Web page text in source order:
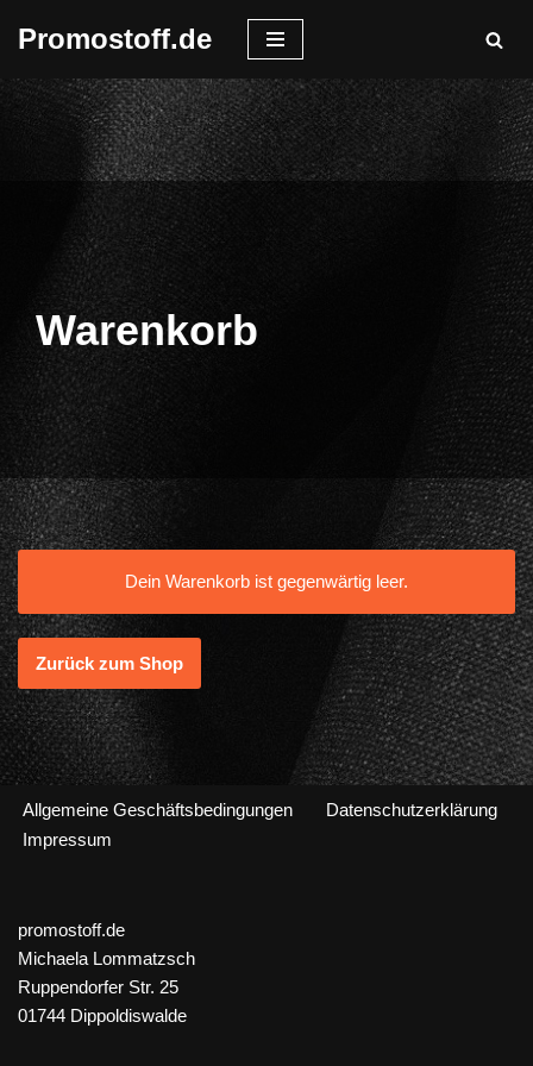
Inhalt
springen
Promostoff.de
Warenkorb
Dein Warenkorb ist gegenwärtig leer.
Zurück zum Shop
Allgemeine Geschäftsbedingungen
Datenschutzerklärung
Impressum
promostoff.de
Michaela Lommatzsch
Ruppendorfer Str. 25
01744 Dippoldiswalde